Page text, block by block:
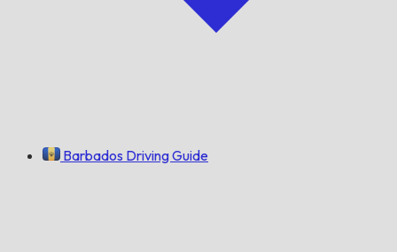
Barbados Driving Guide